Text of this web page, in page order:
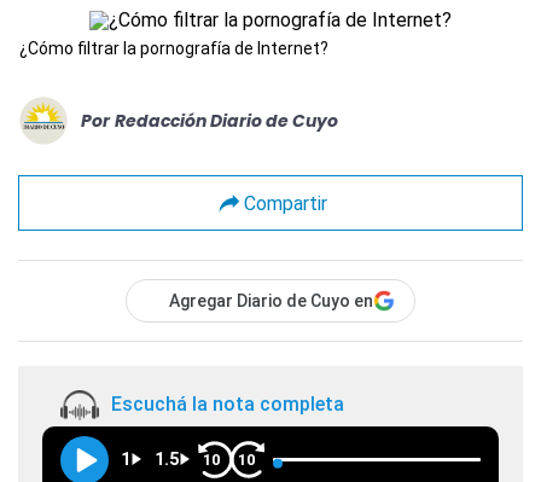
¿Cómo filtrar la pornografía de Internet?
Por Redacción Diario de Cuyo
Compartir
Agregar Diario de Cuyo en
Escuchá la nota completa
1 1.5 10 10